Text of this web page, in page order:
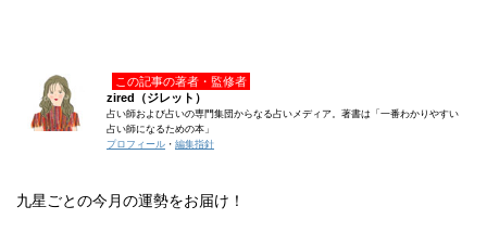
この記事の著者・監修者
zired（ジレット）
占い師および占いの専門集団からなる占いメディア。著書は「一番わかりやすい
占い師になるための本」
プロフィール ・ 編集指針
九星ごとの今月の運勢をお届け！